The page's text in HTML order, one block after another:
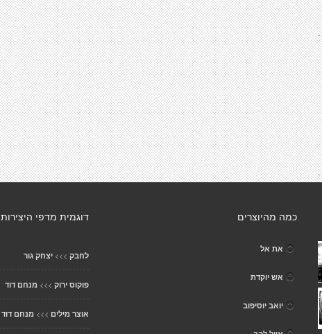
דוגמית מדפי היצירות
לחבק >>> יצחק גור
פוקוס ירוק >>> מנחם דוד
אוצר מילים >>> מנחם דוד
כמה מהיוצרים
את אל
אש יוקדת
יואב יוסיפוב